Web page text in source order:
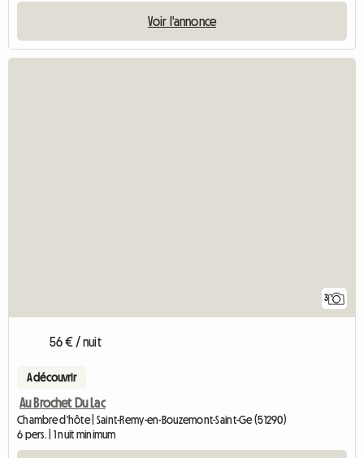
Voir l'annonce
3
56 € / nuit
A découvrir
Au Brochet Du Lac
Chambre d'hôte | Saint-Remy-en-Bouzemont-Saint-Ge (51290)
6 pers. | 1 nuit minimum